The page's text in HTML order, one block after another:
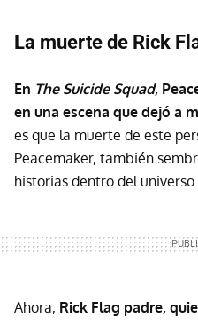
La muerte de Rick
En The Suicide Squad,
en una escena que dejó a
es que la muerte de este
Peacemaker, también
historias dentro del universo.
Ahora, Rick Flag padre,